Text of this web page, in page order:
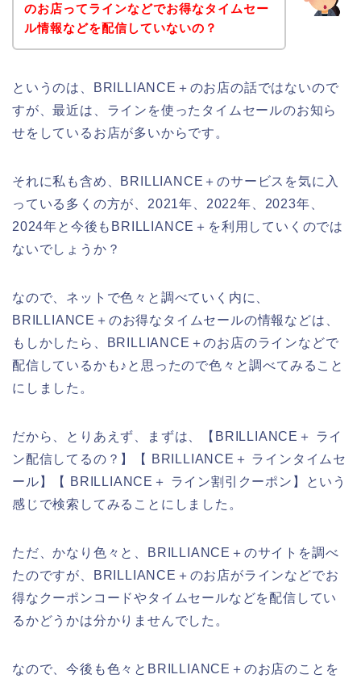
のお店ってラインなどでお得なタイムセー
ル情報などを配信していないの？
というのは、BRILLIANCE＋のお店の話ではないので
すが、最近は、ラインを使ったタイムセールのお知ら
せをしているお店が多いからです。
それに私も含め、BRILLIANCE＋のサービスを気に入
っている多くの方が、2021年、2022年、2023年、
2024年と今後もBRILLIANCE＋を利用していくのでは
ないでしょうか？
なので、ネットで色々と調べていく内に、
BRILLIANCE＋のお得なタイムセールの情報などは、
もしかしたら、BRILLIANCE＋のお店のラインなどで
配信しているかも♪と思ったので色々と調べてみること
にしました。
だから、とりあえず、まずは、【BRILLIANCE＋ ライ
ン配信してるの？】【 BRILLIANCE＋ ラインタイムセ
ール】【 BRILLIANCE＋ ライン割引クーポン】という
感じで検索してみることにしました。
ただ、かなり色々と、BRILLIANCE＋のサイトを調べ
たのですが、BRILLIANCE＋のお店がラインなどでお
得なクーポンコードやタイムセールなどを配信してい
るかどうかは分かりませんでした。
なので、今後も色々とBRILLIANCE＋のお店のことを